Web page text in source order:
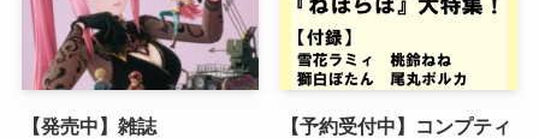
【発売中】雑誌
【予約受付中】コンプティ